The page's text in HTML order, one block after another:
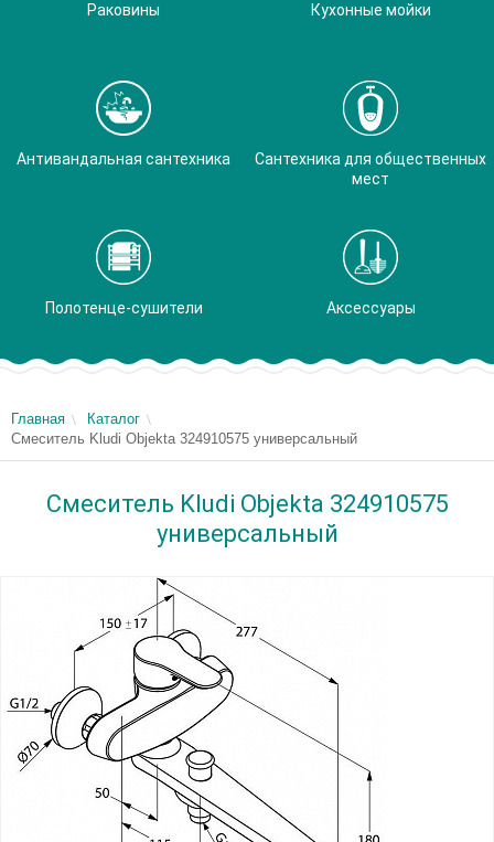
Раковины Кухонные мойки
Антивандальная сантехника
Сантехника для общественных
мест
Полотенце-сушители Аксессуары
Главная
Каталог
Смеситель Kludi Objekta 324910575 универсальный
Смеситель Kludi Objekta 324910575
универсальный